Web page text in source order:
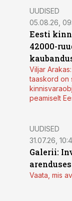
UUDISED
05.08.26,
Eesti
42000-
Viljar
taaskord on
peamiselt
UUDISED
31.07.26,
Galerii:
Vaata, mis